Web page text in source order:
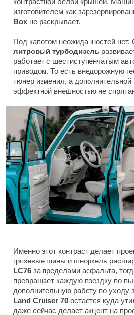
контрастной белой крышей.
изготовителем как
Box не раскрывает.
Под капотом неожиданностей нет.
литровый турбодизель
работает с шестиступенчатым
приводом. То есть внедорожную
тюнер изменил, а дополнительной
эффектной внешностью не
Именно этот контраст делает
грязевые шины и шноркель
LC76 за пределами асфальта,
превращает каждую поездку по
дополнительную работу по уходу
Land Cruiser 70 остается куда
даже сейчас делает акцент на